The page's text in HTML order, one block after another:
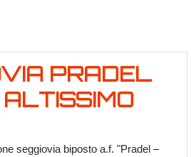
PRADEL
seggiovia biposto a.f. "Pradel –